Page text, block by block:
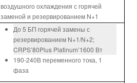
воздушного охлаждения с горячей
заменой и резервированием N+1
До 5 БП горячей замены с
резервированием N+1/N+2;
CRPS’80Plus Platinum’1600 Вт
190-240В переменного тока, 1
фаза